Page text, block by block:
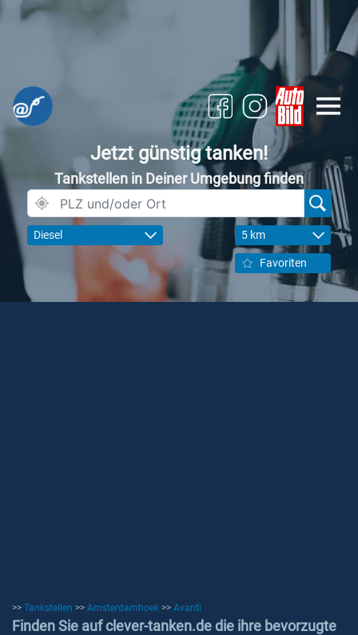
Jetzt günstig tanken!
Tankstellen in Deiner Umgebung finden
Diesel 5 km
Favoriten
>> Tankstellen >> Amsterdamhoek >> Avanti
Finden Sie auf clever-tanken.de die ihre bevorzugte